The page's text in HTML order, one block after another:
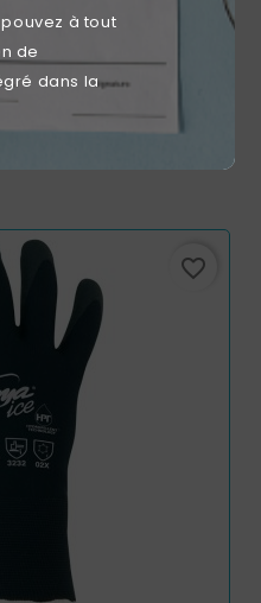
à tout
de
dans la
Sans Couvercle PIC
favorite_border